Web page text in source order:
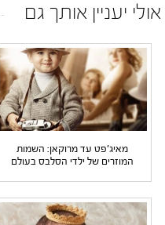
אולי יעניין אותך גם
מאיג'פט עד מרוקאן: השמות
המוזרים של ילדי הסלבס בעולם